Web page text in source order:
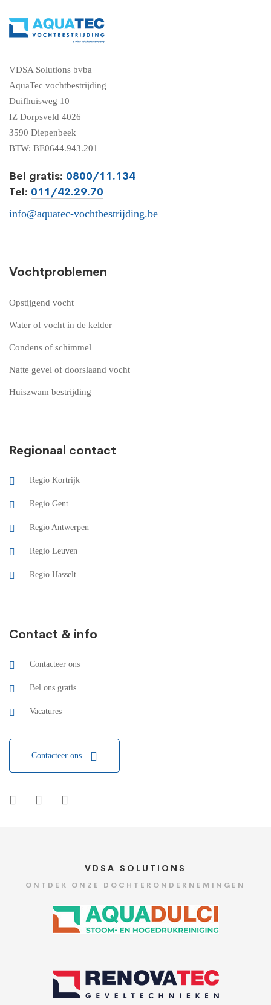
VDSA Solutions bvba
AquaTec vochtbestrijding
Duifhuisweg 10
IZ Dorpsveld 4026
3590 Diepenbeek
BTW: BE0644.943.201
Bel gratis: 0800/11.134
Tel: 011/42.29.70
info@aquatec-vochtbestrijding.be
Vochtproblemen
Opstijgend vocht
Water of vocht in de kelder
Condens of schimmel
Natte gevel of doorslaand vocht
Huiszwam bestrijding
Regionaal contact
Regio Kortrijk
Regio Gent
Regio Antwerpen
Regio Leuven
Regio Hasselt
Contact & info
Contacteer ons
Bel ons gratis
Vacatures
Contacteer ons
VDSA SOLUTIONS
ONTDEK ONZE DOCHTERONDERNEMINGEN